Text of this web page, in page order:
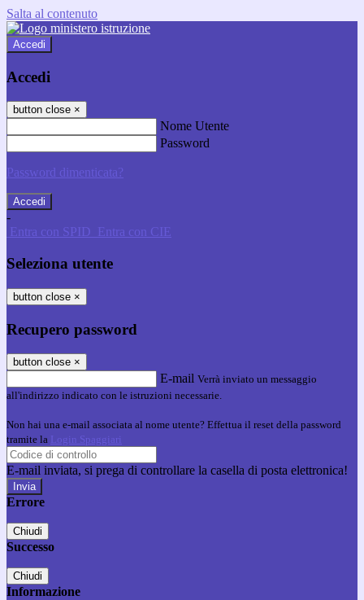
Salta al contenuto
Accedi
Accedi
button close ×
Nome Utente
Password
Password dimenticata?
-
Entra con SPID Entra con CIE
Seleziona utente
button close ×
Recupero password
button close ×
E-mail Verrà inviato un messaggio
all'indirizzo indicato con le istruzioni necessarie.
Non hai una e-mail associata al nome utente? Effettua il reset della password
tramite la Login Spaggiari
E-mail inviata, si prega di controllare la casella di posta elettronica!
Errore
Chiudi
Successo
Chiudi
Informazione